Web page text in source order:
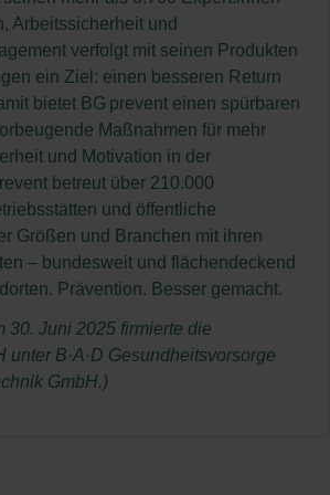
und macht konkrete
wir den Arbeitsplatz gesünder
KICO bleibt dran und prüft
Anpassungen auch wirklich
eignet sich für alle Unternehmen
– egal, ob im Büro, im
an mobilen Arbeitsplätzen.
Rückenkurse gibt, richten die
ihren Heimarbeitsplatz meist
Hause verschwimmen die
Job und Privatleben, was
kann, dass ergonomische
ausreichend Bewegung in den
hier setzen wir mit unserer
an, die auf
basiert.
dieser Art der Analyse ist, dass
nicht die privaten
der Mitarbeitenden besuchen
von zu Hause aus arbeiten.
ist die Gefährdungsbeurteilung
verpflichtend, sondern auch für
Arbeitssicherheit und
verfolgt mit seinen Produkten
ein Ziel: einen besseren Return
bietet BG prevent einen spürbaren
Maßnahmen für mehr
und Motivation in der
betreut über 210.000
und öffentliche
Größen und Branchen mit ihren
– bundesweit und flächendeckend
Prävention. Besser gemacht.
30. Juni 2025 firmierte die
unter B·A·D Gesundheitsvorsorge
GmbH.)